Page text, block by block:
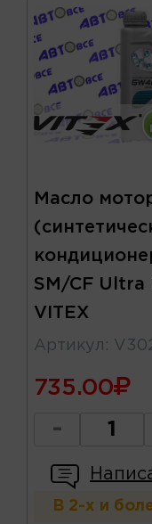
Масло
SM/CF Ultra
VITEX
Артикул :
735.00
-
В 2-х и